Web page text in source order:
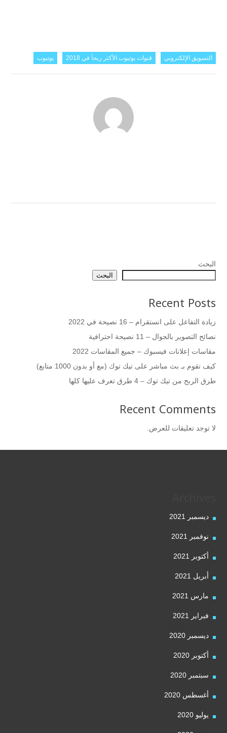
التسويق الإلكتروني قنوات يوتيوب الأكثر ربحآ في 2018 يوتيوب
البحث
البحث
Recent Posts
زيادة التفاعل على انستقرام – 16 نصيحة في 2022
نصائح التصوير بالجوال – 11 نصيحة احترافية
مقاسات إعلانات فيسبوك – جميع المقاسات 2022
كيف تقوم بـ بث مباشر على تيك توك (مع أو بدون 1000 متابع)
طرق الربح من تيك توك – 4 طرق تعرف عليها كلها
Recent Comments
لا توجد تعليقات للعرض.
ديسمبر 2021
نوفمبر 2021
أكتوبر 2021
أبريل 2021
مارس 2021
فبراير 2021
ديسمبر 2020
أكتوبر 2020
سبتمبر 2020
أغسطس 2020
يوليو 2020